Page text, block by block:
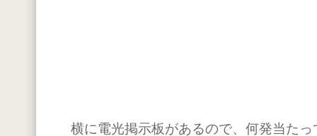
横に電光掲示板があるので、何発当た